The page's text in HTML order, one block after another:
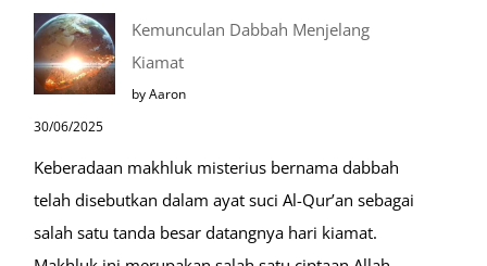
Saat
Mustajab
Kemunculan Dabbah Menjelang
Kiamat
by Aaron
30/06/2025
Keberadaan makhluk misterius bernama dabbah
telah disebutkan dalam ayat suci Al-Qur’an sebagai
salah satu tanda besar datangnya hari kiamat.